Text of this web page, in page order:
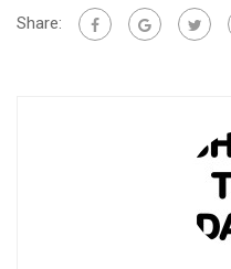
Share: